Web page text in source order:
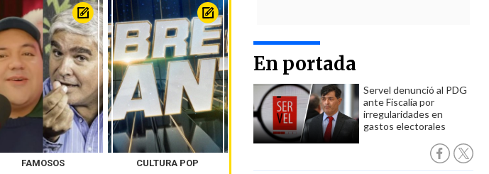
En portada
Servel denunció al PDG
ante Fiscalía por
irregularidades en
gastos electorales